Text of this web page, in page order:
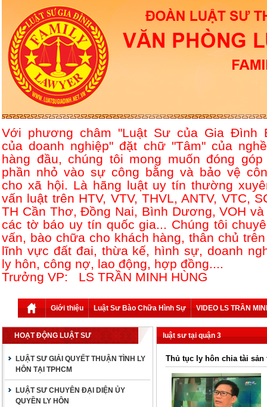
Với phương châm "Luật Sư của Gia Đình
của doanh nghiệp" đặt chữ "Tâm" của
hàng đầu, chúng tôi mong muốn đóng góp
phần nhỏ vào sự công bằng và bảo vệ
cho xã hội. Là hãng luật uy tín thường
vấn luật trên HTV, VTV, THVL, ANTV, VTC,
TH Cần Thơ, Đồng Nai, Bình Dương, VOH và
các tờ báo uy tín quốc gia... Chúng tôi
vấn, bào chữa cho khách hàng, thân chủ
lĩnh vực đất đai, thừa kế, hình sự, doanh
ly hôn, công nợ, lao động, hợp đồng....
Trưởng VP: LS TRẦN MINH HÙNG
Giới thiệu Luật Sư Bào Chữa Hình Sự VIDEO LS TRẦN
HOẠT ĐỘNG LUẬT SƯ
LUẬT SƯ GIẢI QUYẾT THUẬN TÌNH LY
HÔN TẠI TPHCM
LUẬT SƯ CHUYÊN ĐẠI DIỆN ỦY
QUYỀN LY HÔN
luật sư tại quận 3
Thủ tục ly hôn chia tài sản